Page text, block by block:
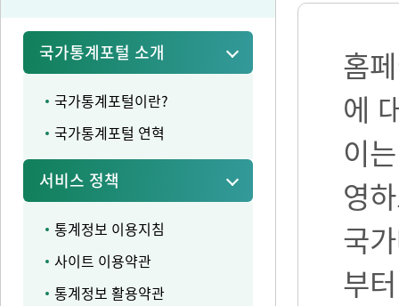
국가통계포털 소개
국가통계포털이란?
국가통계포털 연혁
서비스 정책
통계정보 이용지침
사이트 이용약관
통계정보 활용약관
홈
에
이
영
국
부